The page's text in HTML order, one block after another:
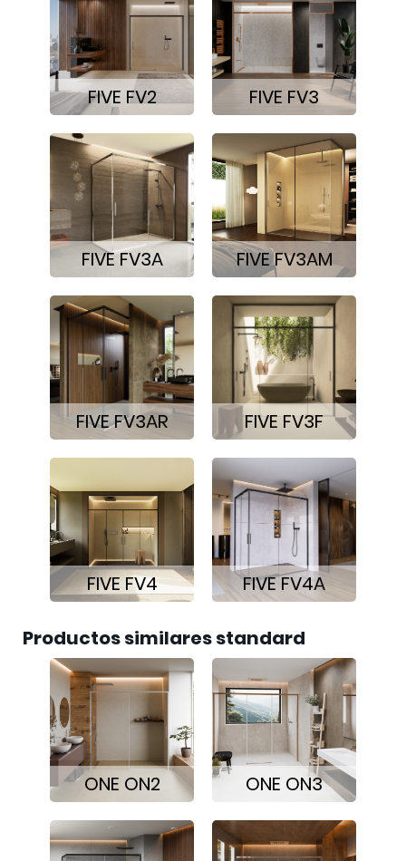
FIVE FV2 FIVE FV3
FIVE FV3A FIVE FV3AM
FIVE FV3AR FIVE FV3F
FIVE FV4 FIVE FV4A
Productos similares standard
ONE ON2